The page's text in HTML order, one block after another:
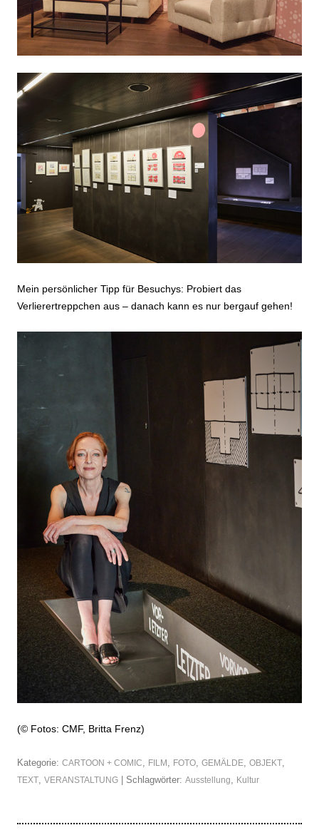
Mein persönlicher Tipp für Besuchys: Probiert das
Verlierertreppchen aus – danach kann es nur bergauf gehen!
(© Fotos: CMF, Britta Frenz)
Kategorie: CARTOON + COMIC, FILM , FOTO, GEMÄLDE, OBJEKT,
TEXT, VERANSTALTUNG | Schlagwörter: Ausstellung, Kultur